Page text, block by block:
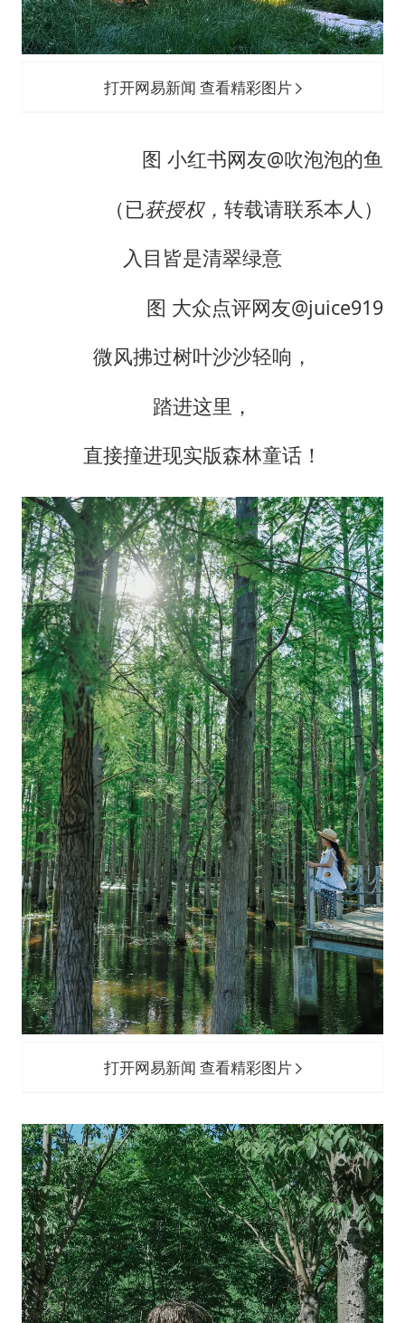
打开网易新闻 查看精彩图片
图 小红书网友@吹泡泡的鱼
（已获授权，转载请联系本人）
入目皆是清翠绿意
图 大众点评网友@juice919
微风拂过树叶沙沙轻响，
踏进这里，
直接撞进现实版森林童话！
打开网易新闻 查看精彩图片